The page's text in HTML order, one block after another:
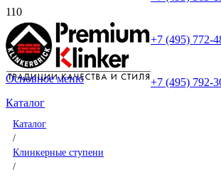
+7 (495) 772-
+7 (495) 792-
Основное меню
Каталог
Каталог
/
Клинкерные ступени
/